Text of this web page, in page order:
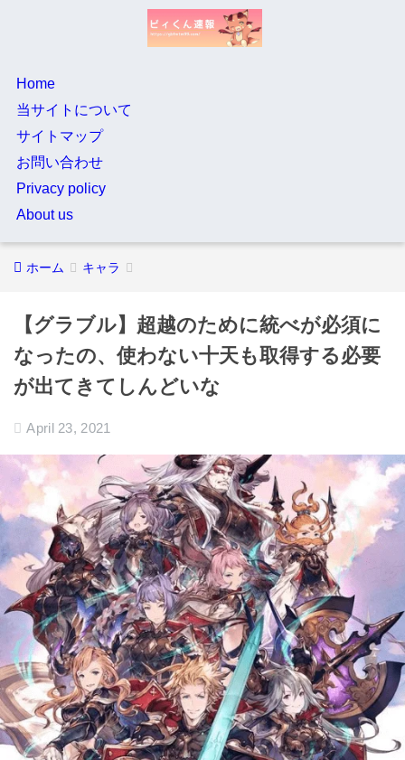
Home
当サイトについて
サイトマップ
お問い合わせ
Privacy policy
About us
ホーム キャラ
【グラブル】超越のために統べが必須に
なったの、使わない十天も取得する必要
が出てきてしんどいな
April 23, 2021